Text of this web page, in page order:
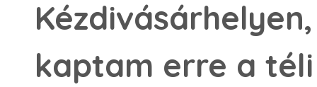
kaptam erre a téli